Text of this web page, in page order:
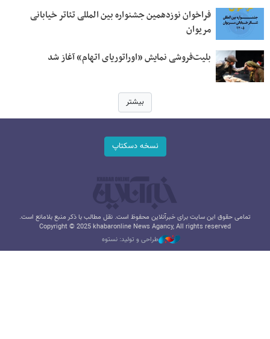
فراخوان نوزدهمین جشنواره بین المللی تئاتر خیابانی
مریوان
بلیت‌فروشی نمایش «اوراتوریای اتهام» آغاز شد
بیشتر
نسخه دسکتاپ
تمامی حقوق این سایت برای خبرآنلاین محفوظ است. نقل مطالب با ذکر منبع بلامانع است.
Copyright © 2025 khabaronline News Agancy, All rights reserved
طراحی و تولید: نستوه